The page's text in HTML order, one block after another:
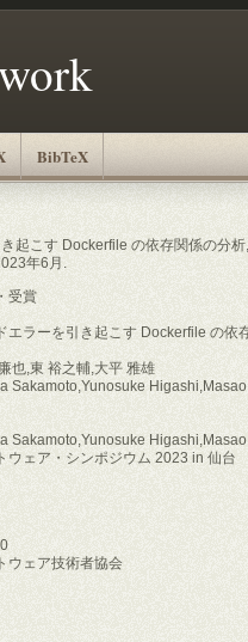
BibTeX
起こす Dockerfile の依存関係の分
年6月.
受賞
エラーを引き起こす Dockerfile の依
也,東 裕之輔,大平 雅雄
Sakamoto,Yunosuke
Sakamoto,Yunosuke
ウェア・シンポジウム 2023 in 仙台
ウェア技術者協会